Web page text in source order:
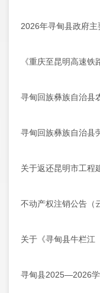
2026年寻甸县政府主
《重庆至昆明高速
寻甸回族彝族自治县
寻甸回族彝族自治县
关于返还昆明市工程
不动产权注销公告（​
关于《寻甸县牛栏江
寻甸县2025—2026学